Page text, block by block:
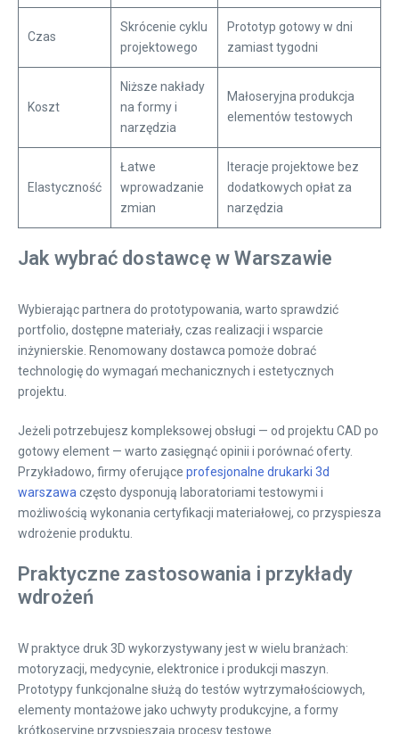
Czas
Skrócenie cyklu
projektowego
Prototyp gotowy w dni
zamiast tygodni
Koszt
Niższe nakłady
na formy i
narzędzia
Małoseryjna produkcja
elementów testowych
Elastyczność
Łatwe
wprowadzanie
zmian
Iteracje projektowe bez
dodatkowych opłat za
narzędzia
Jak wybrać dostawcę w Warszawie
Wybierając partnera do prototypowania, warto sprawdzić
portfolio, dostępne materiały, czas realizacji i wsparcie
inżynierskie. Renomowany dostawca pomoże dobrać
technologię do wymagań mechanicznych i estetycznych
projektu.
Jeżeli potrzebujesz kompleksowej obsługi — od projektu CAD po
gotowy element — warto zasięgnąć opinii i porównać oferty.
Przykładowo, firmy oferujące profesjonalne drukarki 3d
warszawa często dysponują laboratoriami testowymi i
możliwością wykonania certyfikacji materiałowej, co przyspiesza
wdrożenie produktu.
Praktyczne zastosowania i przykłady
wdrożeń
W praktyce druk 3D wykorzystywany jest w wielu branżach:
motoryzacji, medycynie, elektronice i produkcji maszyn.
Prototypy funkcjonalne służą do testów wytrzymałościowych,
elementy montażowe jako uchwyty produkcyjne, a formy
krótkoseryjne przyspieszają procesy testowe.